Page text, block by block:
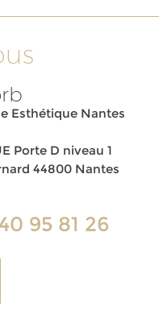
Esthétique Nantes
Porte D niveau 1
44800 Nantes
95 81 26